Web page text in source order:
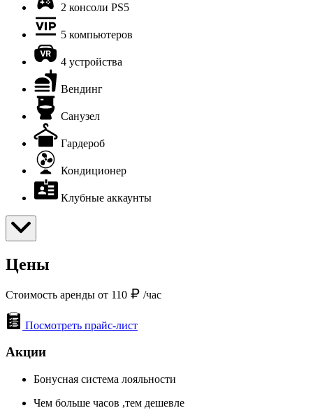
2 консоли PS5
5 компьютеров
4 устройства
Вендинг
Санузел
Гардероб
Кондиционер
Клубные аккаунты
Цены
Стоимость аренды от 110 /час
Посмотреть прайс-лист
Акции
Бонусная система лояльности
Чем больше часов ,тем дешевле